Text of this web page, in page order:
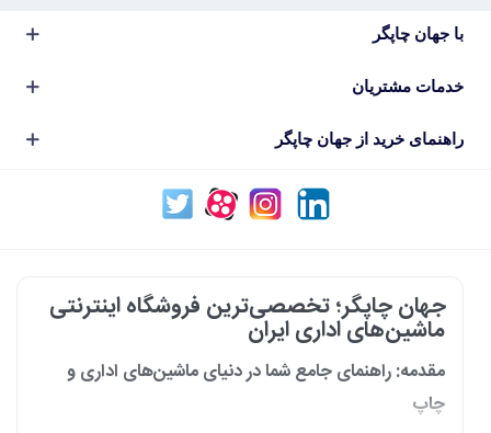
با جهان چاپگر
خدمات مشتریان
راهنمای خرید از جهان چاپگر
جهان چاپگر؛ تخصصی‌ترین فروشگاه اینترنتی
ماشین‌های اداری ایران
مقدمه: راهنمای جامع شما در دنیای ماشین‌های اداری و
چاپ